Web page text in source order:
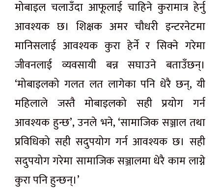
मोबाइल चलाउँदा आफूलाई चाहिने कुरामात्र हेर्नु
आवश्यक छ। शिक्षक अमर चौधरी इन्टरनेटमा
मानिसलाई आवश्यक कुरा हेर्ने र सिक्ने गरेमा
जीवनलाई व्यवसायी बन्न सघाउने बताउँछन्।
‘मोबाइलको गलत लत लागेका पनि धेरै छन्, यी
महिलाले जस्तै मोबाइलको सही प्रयोग गर्न
आवश्यक हुन्छ’, उनले भने, ‘सामाजिक सञ्जाल तथा
प्रविधिको सही सदुपयोग गर्न आवश्यक छ। सही
सदुपयोग गरेमा सामाजिक सञ्जालमा धेरै काम लाग्ने
कुरा पनि हुन्छन्।’